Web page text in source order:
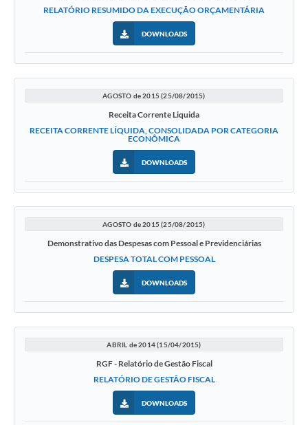
RELATÓRIO RESUMIDO DA EXECUÇÃO ORÇAMENTÁRIA
DOWNLOADS
AGOSTO de 2015 (25/08/2015)
Receita Corrente Liquida
RECEITA CORRENTE LÍQUIDA, CONSOLIDADA POR CATEGORIA
ECONÔMICA
DOWNLOADS
AGOSTO de 2015 (25/08/2015)
Demonstrativo das Despesas com Pessoal e Previdenciárias
DESPESA TOTAL COM PESSOAL
DOWNLOADS
ABRIL de 2014 (15/04/2015)
RGF - Relatório de Gestão Fiscal
RELATÓRIO DE GESTÃO FISCAL
DOWNLOADS